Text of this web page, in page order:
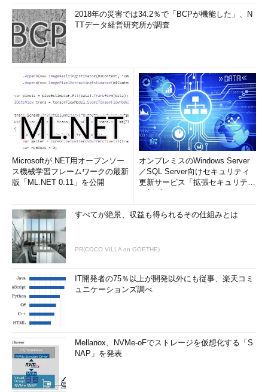
メイン
ブロードキャ
ストドメイン
ブロードキャストパケットが届く範囲
なメディア、ケーブル、ポート、コネクターについてまとめま
す。
レポート作成：新米S
齋藤さんの添削
前回のレポートに比べると
のは良いことです。今後も続
ロードバンドルーター
と呼ばれる機器があり
でしょうか？ ポートが
5つあるものがほとん
2018年の災害では34.2％で「BCPが機能した」、N
TTデータ経営研究所が調査
Microsoftが.NET用オープンソー
ス機械学習フレームワークの最新
版「ML.NET 0.11」を公開
オンプレミスのWindows Server
／SQL Server向けセキュリティ
更新サービス「拡張セキュリティ
すべてが絶景、収益も得られるその仕組みとは
PR(COCO VILLA on GOETHE)
IT開発者の75％以上が開発以外にも従事、楽天コミ
ュニケーションズ調べ
Mellanox、NVMe-oFでストレージを仮想化する「S
NAP」を発表